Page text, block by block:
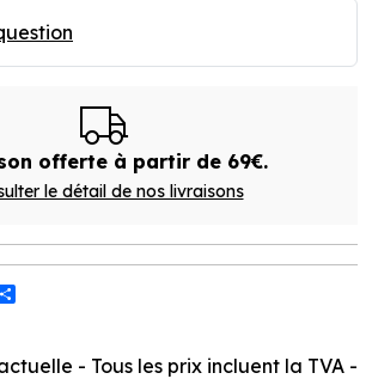
offerte à partir de 69€.
le détail de nos livraisons
- Tous les prix incluent la TVA -